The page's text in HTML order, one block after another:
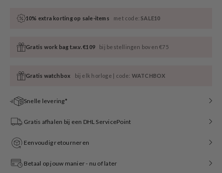
10% extra korting op sale-items met code:SALE10
Gratis work bag t.w.v. €109 bij bestellingen boven €75
Gratis watchbox bij elk horloge | code: WATCHBOX
Snelle levering*
Gratis afhalen bij een DHL ServicePoint
Eenvoudig retourneren
Betaal op jouw manier - nu of later